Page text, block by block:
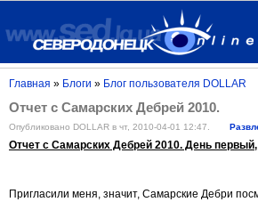
Главная » Блоги » Блог пользователя DOLLAR
Отчет с Самарских Дебрей 2010.
Опубликовано DOLLAR в чт, 2010-04-01 12:47.
Отчет с Самарских Дебрей 2010. День
Пригласили меня, значит, Самарские Дебри